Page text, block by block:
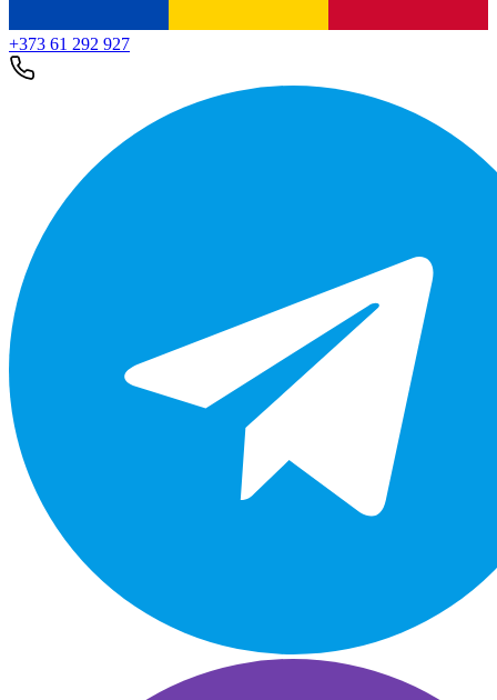
+373 61 292 927